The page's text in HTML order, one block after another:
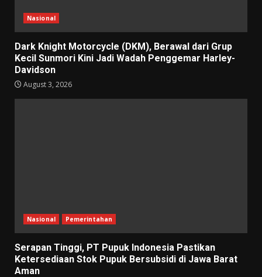
Nasional
Dark Knight Motorcycle (DKM), Berawal dari Grup
Kecil Sunmori Kini Jadi Wadah Penggemar Harley-
Davidson
August 3, 2026
Nasional Pemerintahan
Serapan Tinggi, PT Pupuk Indonesia Pastikan
Ketersediaan Stok Pupuk Bersubsidi di Jawa Barat
Aman